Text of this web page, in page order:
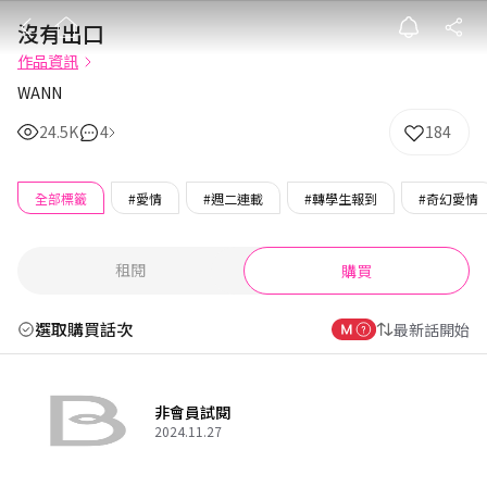
沒有出口
沒有出口
作品資訊
WANN
24.5K
4 184
全部標籤 #愛情 #週二連載 #轉學生報到 #奇幻愛情
租閱 購買
選取購買話次 最新話開始
非會員試閱
2024.11.27